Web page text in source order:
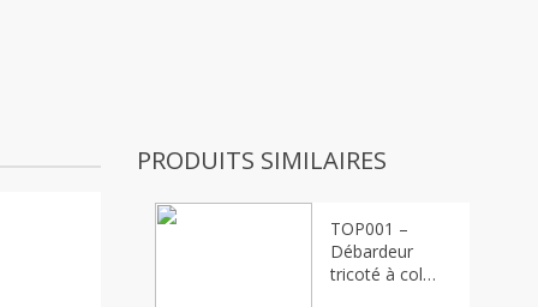
PRODUITS SIMILAIRES
TOP001 –
Débardeur
tricoté à col